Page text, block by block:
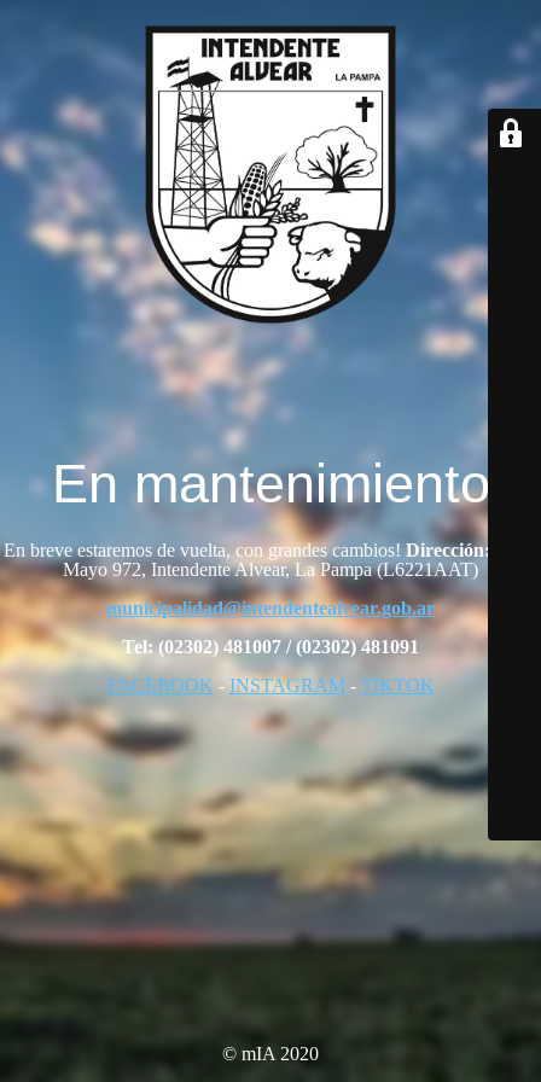
En mantenimiento
En breve estaremos de vuelta, con grandes cambios! Dirección:
Mayo 972, Intendente Alvear, La Pampa (L6221AAT)
municipalidad@intendentealvear.gob.ar
Tel: (02302) 481007 / (02302) 481091
FACEBOOK - INSTAGRAM- TIKTOK
© mIA 2020